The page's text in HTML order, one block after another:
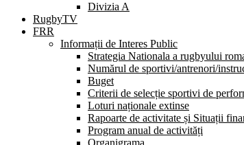
Divizia A
RugbyTV
FRR
Informații de Interes Public
Strategia Nationala a rugbyului
Numărul de sportivi/antrenori/
Buget
Criterii de selecție sportivi de
Loturi naționale extinse
Rapoarte de activitate și Situații
Program anual de activități
Organigrama